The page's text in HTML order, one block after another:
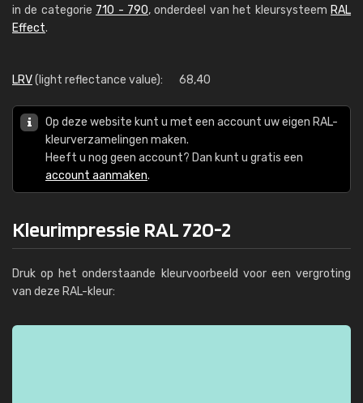
in de categorie 710 - 790, onderdeel van het kleursysteem RAL
Effect.
LRV(light reflectance value): 68,40
Op deze website kunt u met een account uw eigen RAL-
kleurverzamelingen maken.
Heeft u nog geen account? Dan kunt u gratis een
account aanmaken.
Kleurimpressie RAL 720-2
Druk op het onderstaande kleurvoorbeeld voor een vergroting
van deze RAL-kleur: